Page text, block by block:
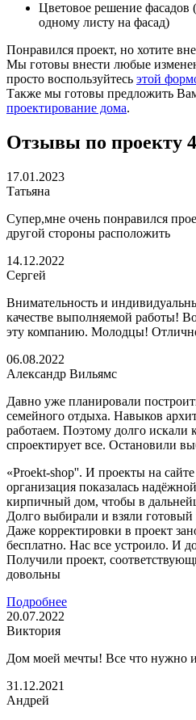
Цветовое решение фасадов
одному листу на фасад)
Понравился проект, но хотите
Мы готовы внести любые
просто воспользуйтесь этой
Также мы готовы предложить
проектирование дома.
Отзывы по проекту
17.01.2023
Татьяна
Супер,мне очень понравился
другой стороны расположить
14.12.2022
Сергей
Внимательность и
качестве выполняемой работы!
эту компанию. Молодцы!
06.08.2022
Александр Вильямс
Давно уже планировали
семейного отдыха. Навыков
работаем. Поэтому долго искали
спроектирует все. Остановили
«Proekt-shop''. И проекты на
организация показалась
кирпичный дом, чтобы в
Долго выбирали и взяли готовый
Даже корректировки в проект
бесплатно. Нас все устроило. И
Получили проект,
довольны
Подробнее
20.07.2022
Виктория
Дом моей мечты! Все что нужно
31.12.2021
Андрей